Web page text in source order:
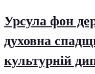
Урсула фон
духовна
культурній